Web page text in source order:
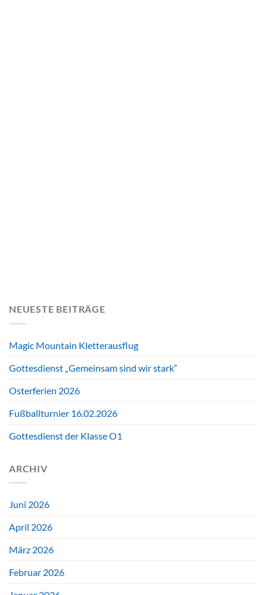
NEUESTE BEITRÄGE
Magic Mountain Kletterausflug
Gottesdienst „Gemeinsam sind wir stark“
Osterferien 2026
Fußballturnier 16.02.2026
Gottesdienst der Klasse O1
ARCHIV
Juni 2026
April 2026
März 2026
Februar 2026